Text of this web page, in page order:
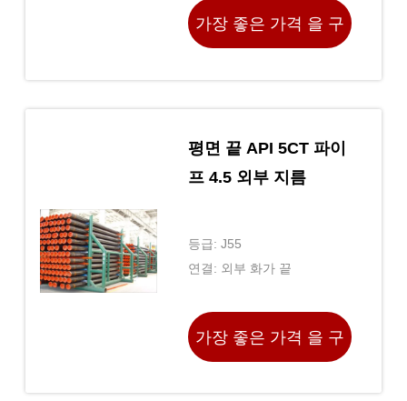
가장 좋은 가격 을 구
평면 끝 API 5CT 파이
프 4.5 외부 지름
등급: J55
연결: 외부 화가 끝
가장 좋은 가격 을 구